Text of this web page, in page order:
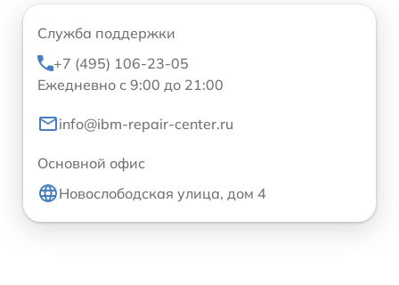
Служба поддержки
+7 (495) 106-23-05
Ежедневно с 9:00 до 21:00
info@ibm-repair-center.ru
Основной офис
Новослободская улица, дом 4